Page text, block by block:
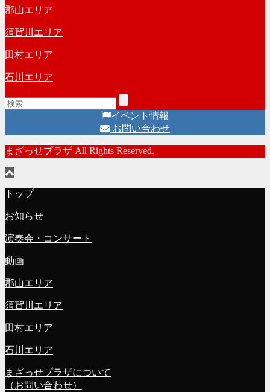
郡山エリア
須賀川エリア
田村エリア
石川エリア
イベント情報
お問い合わせ
まざっせプラザ All Rights Reserved.
トップ
お知らせ
演奏会・コンサート
動画
郡山エリア
須賀川エリア
田村エリア
石川エリア
まざっせプラザについて
（お問い合わせ）